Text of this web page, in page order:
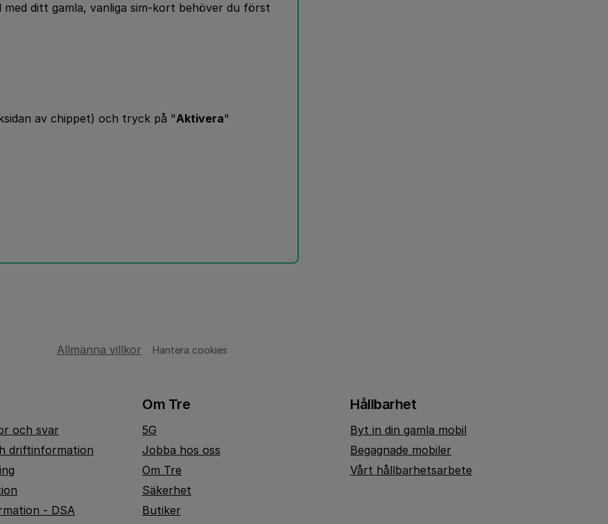
med ditt gamla, vanliga sim-kort behöver du först
av chippet) och tryck på "Aktivera"
Allmänna villkor Hantera cookies
och svar
driftinformation
- DSA
Om Tre
5G
Jobba hos oss
Om Tre
Säkerhet
Butiker
Hållbarhet
Byt in din gamla mobil
Begagnade mobiler
Vårt hållbarhetsarbete